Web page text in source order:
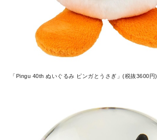
「Pingu 40th ぬいぐるみ ピンガとうさぎ」(税抜3600円)